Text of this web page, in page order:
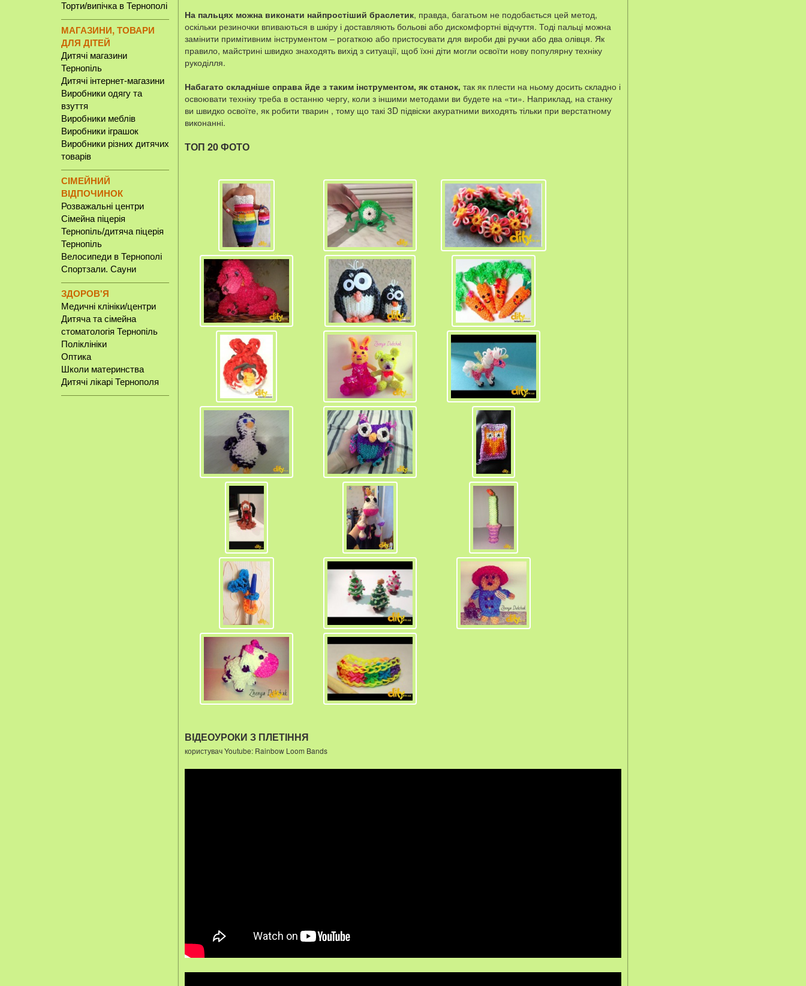
Торти/випічка в Тернополі
МАГАЗИНИ, ТОВАРИ
ДЛЯ ДІТЕЙ
Дитячі магазини
Тернопіль
Дитячі інтернет-магазини
Виробники одягу та
взуття
Виробники меблів
Виробники іграшок
Виробники різних дитячих
товарів
СІМЕЙНИЙ
ВІДПОЧИНОК
Розважальні центри
Сімейна піцерія
Тернопіль/дитяча піцерія
Тернопіль
Велосипеди в Тернополі
Спортзали. Сауни
ЗДОРОВ'Я
Медичні клініки/центри
Дитяча та сімейна
стоматологія Тернопіль
Поліклініки
Оптика
Школи материнства
Дитячі лікарі Тернополя
На пальцях можна виконати найпростіший браслетик, правда, багатьом не подобається цей метод,
оскільки резиночки впиваються в шкіру і доставляють больові або дискомфортні відчуття. Тоді пальці можна
замінити примітивним інструментом – рогаткою або пристосувати для вироби дві ручки або два олівця. Як
правило, майстрині швидко знаходять вихід з ситуації, щоб їхні діти могли освоїти нову популярну техніку
рукоділля.
Набагато складніше справа йде з таким інструментом, як станок, так як плести на ньому досить складно і
освоювати техніку треба в останню чергу, коли з іншими методами ви будете на «ти». Наприклад, на станку
ви швидко освоїте, як робити тварин , тому що такі 3D підвіски акуратними виходять тільки при верстатному
виконанні.
ТОП 20 ФОТО
ВІДЕОУРОКИ З ПЛЕТІННЯ
користувач Youtube: Rainbow Loom Bands